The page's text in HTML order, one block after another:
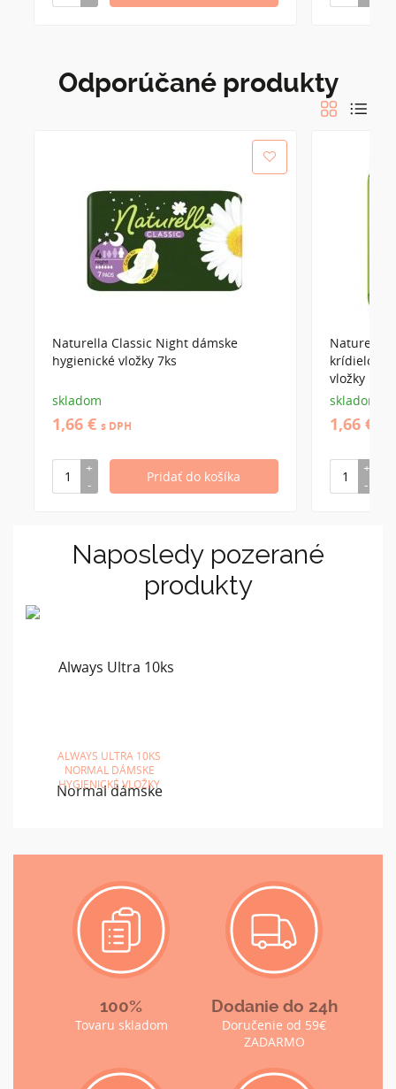
Odporúčané produkty
Naturella Classic Night dámske
hygienické vložky 7ks
skladom
1,66 € s DPH
Naturella
krídielok
vložky
skladom
1,66 €
Naposledy pozerané
produkty
ALWAYS ULTRA 10KS
NORMAL DÁMSKE
HYGIENICKÉ VLOŽKY
100%
Tovaru skladom
Dodanie do 24h
Doručenie od 59€
ZADARMO